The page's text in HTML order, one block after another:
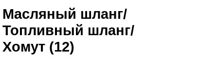
Масляный шланг/
Топливный шланг/
Хомут (12)